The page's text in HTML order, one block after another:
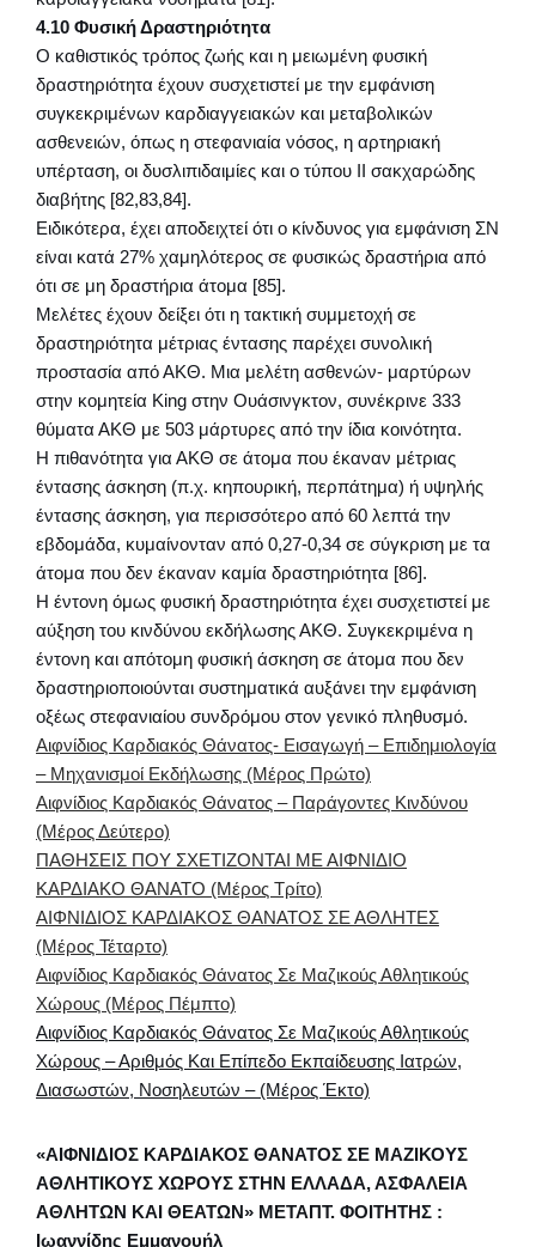
4.10 Φυσική Δραστηριότητα
Ο καθιστικός τρόπος ζωής και η μειωμένη φυσική
δραστηριότητα έχουν συσχετιστεί με την εμφάνιση
συγκεκριμένων καρδιαγγειακών και μεταβολικών
ασθενειών, όπως η στεφανιαία νόσος, η αρτηριακή
υπέρταση, οι δυσλιπιδαιμίες και ο τύπου II σακχαρώδης
διαβήτης [82,83,84].
Ειδικότερα, έχει αποδειχτεί ότι ο κίνδυνος για εμφάνιση ΣΝ
είναι κατά 27% χαμηλότερος σε φυσικώς δραστήρια από
ότι σε μη δραστήρια άτομα [85].
Μελέτες έχουν δείξει ότι η τακτική συμμετοχή σε
δραστηριότητα μέτριας έντασης παρέχει συνολική
προστασία από ΑΚΘ. Μια μελέτη ασθενών- μαρτύρων
στην κομητεία King στην Ουάσινγκτον, συνέκρινε 333
θύματα ΑΚΘ με 503 μάρτυρες από την ίδια κοινότητα.
Η πιθανότητα για ΑΚΘ σε άτομα που έκαναν μέτριας
έντασης άσκηση (π.χ. κηπουρική, περπάτημα) ή υψηλής
έντασης άσκηση, για περισσότερο από 60 λεπτά την
εβδομάδα, κυμαίνονταν από 0,27-0,34 σε σύγκριση με τα
άτομα που δεν έκαναν καμία δραστηριότητα [86].
Η έντονη όμως φυσική δραστηριότητα έχει συσχετιστεί με
αύξηση του κινδύνου εκδήλωσης ΑΚΘ. Συγκεκριμένα η
έντονη και απότομη φυσική άσκηση σε άτομα που δεν
δραστηριοποιούνται συστηματικά αυξάνει την εμφάνιση
οξέως στεφανιαίου συνδρόμου στον γενικό πληθυσμό.
Αιφνίδιος Καρδιακός Θάνατος- Εισαγωγή – Επιδημιολογία
– Μηχανισμοί Εκδήλωσης (Μέρος Πρώτο)
Αιφνίδιος Καρδιακός Θάνατος – Παράγοντες Κινδύνου
(Μέρος Δεύτερο)
ΠΑΘΗΣΕΙΣ ΠΟΥ ΣΧΕΤΙΖΟΝΤΑΙ ΜΕ ΑΙΦΝΙΔΙΟ
ΚΑΡΔΙΑΚΟ ΘΑΝΑΤΟ (Μέρος Τρίτο)
ΑΙΦΝΙΔΙΟΣ ΚΑΡΔΙΑΚΟΣ ΘΑΝΑΤΟΣ ΣΕ ΑΘΛΗΤΕΣ
(Μέρος Τέταρτο)
Αιφνίδιος Καρδιακός Θάνατος Σε Μαζικούς Αθλητικούς
Χώρους (Μέρος Πέμπτο)
Αιφνίδιος Καρδιακός Θάνατος Σε Μαζικούς Αθλητικούς
Χώρους – Αριθμός Και Επίπεδο Εκπαίδευσης Ιατρών,
Διασωστών, Νοσηλευτών – (Μέρος Έκτο)
«ΑΙΦΝΙΔΙΟΣ ΚΑΡΔΙΑΚΟΣ ΘΑΝΑΤΟΣ ΣΕ ΜΑΖΙΚΟΥΣ
ΑΘΛΗΤΙΚΟΥΣ ΧΩΡΟΥΣ ΣΤΗΝ ΕΛΛΑΔΑ, ΑΣΦΑΛΕΙΑ
ΑΘΛΗΤΩΝ ΚΑΙ ΘΕΑΤΩΝ» ΜΕΤΑΠΤ. ΦΟΙΤΗΤΗΣ :
Ιωαννίδης Εμμανουήλ